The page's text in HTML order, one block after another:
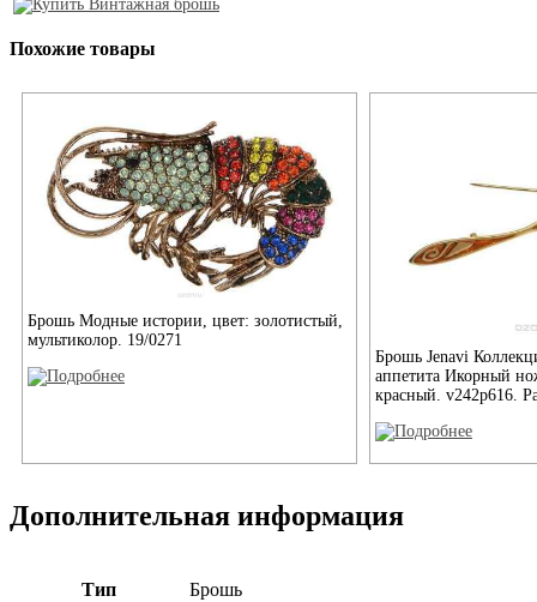
Похожие товары
Брошь Модные истории, цвет: золотистый,
мультиколор. 19/0271
Брошь Jenavi
аппетита Икорный
красный. v242p616.
Дополнительная информация
Тип Брошь